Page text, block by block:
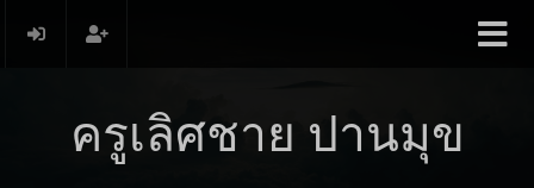
ครูเลิศชาย ปานมุข